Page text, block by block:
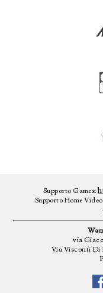
Supporto Games:
Supporto Home
via
Via Visconti Di